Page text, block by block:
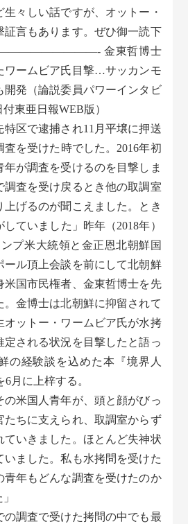
々しい話ですが、オットー・
証言もあります。ぜひ御一読下
金東哲博士
ワームビア氏目撃…サッカンモ
開発（論説委員パワーインタビ
東亜日報WEB版）
区で逮捕され11月平壌に押送
査を受けた時でした。2016年初
が調査を受けるのを目撃しま
調査を受け戻るとき他の取調室
げるのが聞こえました。とき
ていました」昨年（2018年）
プ米大統領と金正恩北朝鮮国
ール頂上会談を前にして北朝鮮
米国市民権者、金東哲博士を先
。金博士は北朝鮮に抑留されて
オットー・ワームビア氏が水拷
定される状況を目撃したと語っ
の経験談を込めた本『境界人
6月に上梓する。
米国人青年が、頭と顔がびっ
たちに支えられ、取調室からず
ていきました。ほとんど失神状
いました。私も水拷問を受けた
青年もどんな調査を受けたのか
調査で受けた拷問の中でも最